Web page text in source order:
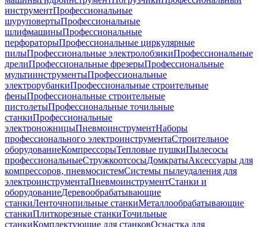
инструментПрофессиональные
шуруповертыПрофессиональные
шлифмашиныПрофессиональные
перфораторыПрофессиональные циркулярные
пилыПрофессиональные электролобзикиПрофессиональные
дрелиПрофессиональные фрезерыПрофессиональные
мультиинструментыПрофессиональные
электрорубанкиПрофессиональные строительные
феныПрофессиональные строительные
пистолетыПрофессиональные точильные
станкиПрофессиональные
электроножницыПневмоинструментНаборы
профессионального электроинструментаСтроительное
оборудованиеКомпрессорыТепловые пушкиПылесосы
профессиональныеСтружкоотсосыДомкратыАксессуары для
компрессоров, пневмосистемСистемы пылеудаления для
электроинструментаПневмоинструментСтанки и
оборудованиеДеревообрабатывающие
станкиЛенточнопильные станкиМеталлообрабатывающие
станкиПлиткорезные станкиТочильные
станкиКомплектующие для станковОснастка для